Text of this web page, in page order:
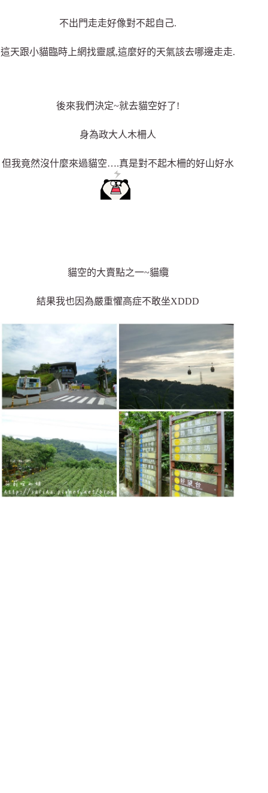
不出門走走好像對不起自己.
這天跟小貓臨時上網找靈感,這麼好的天氣該去哪邊走走.
後來我們決定~就去貓空好了!
身為政大人木柵人
但我竟然沒什麼來過貓空….真是對不起木柵的好山好水
貓空的大賣點之一~貓纜
結果我也因為嚴重懼高症不敢坐XDDD